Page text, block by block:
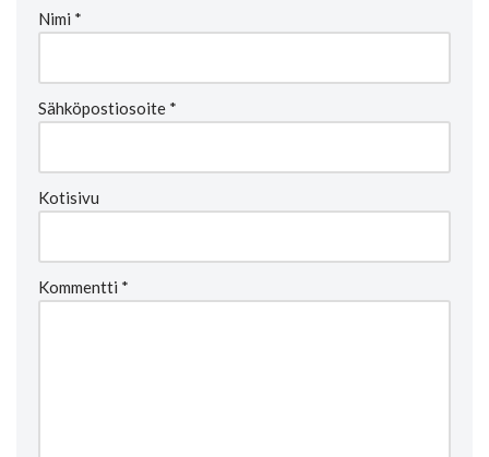
Nimi *
Sähköpostiosoite *
Kotisivu
Kommentti *